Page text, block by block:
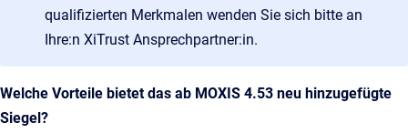
qualifizierten Merkmalen wenden Sie sich bitte an
Ihre:n XiTrust Ansprechpartner:in.
Welche Vorteile bietet das ab MOXIS 4.53 neu hinzugefügte
Siegel?